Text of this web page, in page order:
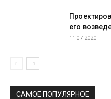
его
11.07.2020
САМОЕ ПОПУЛЯРНОЕ